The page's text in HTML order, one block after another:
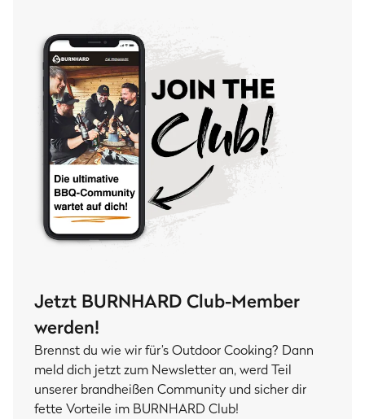
Jetzt BURNHARD Club-Member
werden!
Brennst du wie wir für’s Outdoor Cooking? Dann
meld dich jetzt zum Newsletter an, werd Teil
unserer brandheißen Community und sicher dir
fette Vorteile im BURNHARD Club!